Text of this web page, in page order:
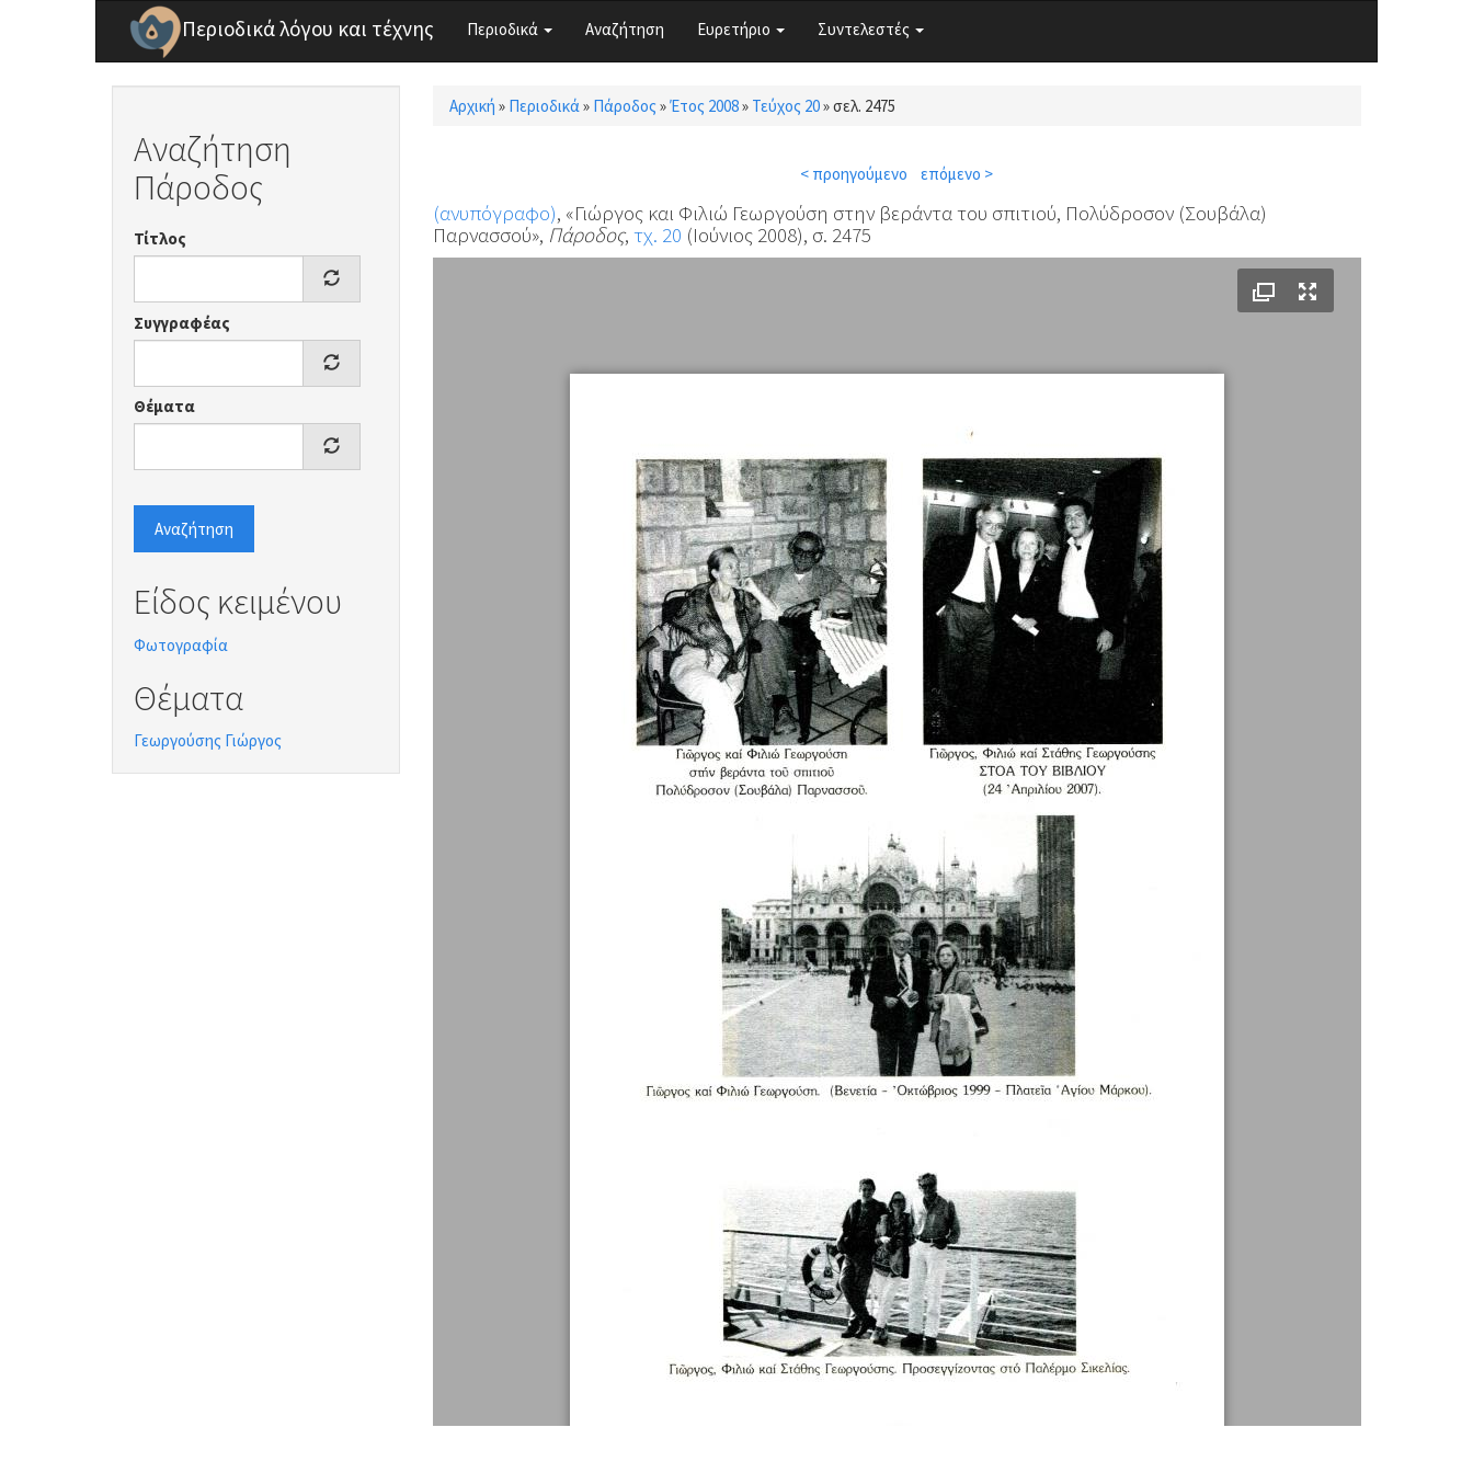
Παράκαμψη προς το κυρίως περιεχόμενο
Περιοδικά λόγου και τέχνης Περιοδικά Αναζήτηση Ευρετήριο Συντελεστές
Αναζήτηση
Πάροδος
Τίτλος
Συγγραφέας
Θέματα
Αναζήτηση
Είδος κειμένου
Φωτογραφία
Θέματα
Γεωργούσης Γιώργος
Είστε εδώ
Αρχική » Περιοδικά» Πάροδος »Έτος 2008» Τεύχος 20»σελ. 2475
< προηγούμενο επόμενο >
(ανυπόγραφο), «Γιώργος και Φιλιώ Γεωργούση στην βεράντα του σπιτιού, Πολύδροσον (Σουβάλα)
Παρνασσού», Πάροδος, τχ. 20 (Ιούνιος 2008), σ. 2475